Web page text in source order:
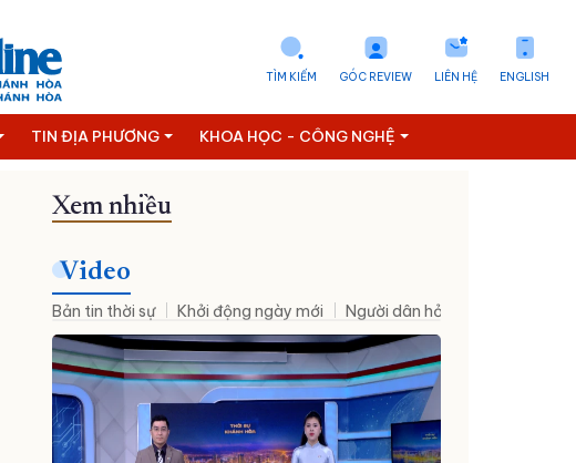
ENGLISH
LIÊN HỆ
GÓC REVIEW
TÌM KIẾM
TIN ĐỊA PHƯƠNG KHOA HỌC - CÔNG NGHỆ
Xem nhiều
Video
Bản tin thời sự Khởi động ngày mới Người dân hỏi – Cơ quan nhà